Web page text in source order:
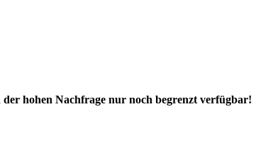
hohen Nachfrage nur noch begrenzt verfügbar!